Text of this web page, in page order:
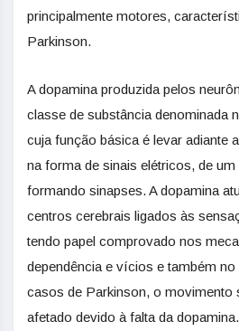
principalmente motores,
Parkinson.
A dopamina produzida pelos
classe de substância denominada
cuja função básica é levar adiante
na forma de sinais elétricos, de
formando sinapses. A dopamina
centros cerebrais ligados às
tendo papel comprovado nos
dependência e vícios e também
casos de Parkinson, o movimento
afetado devido à falta da